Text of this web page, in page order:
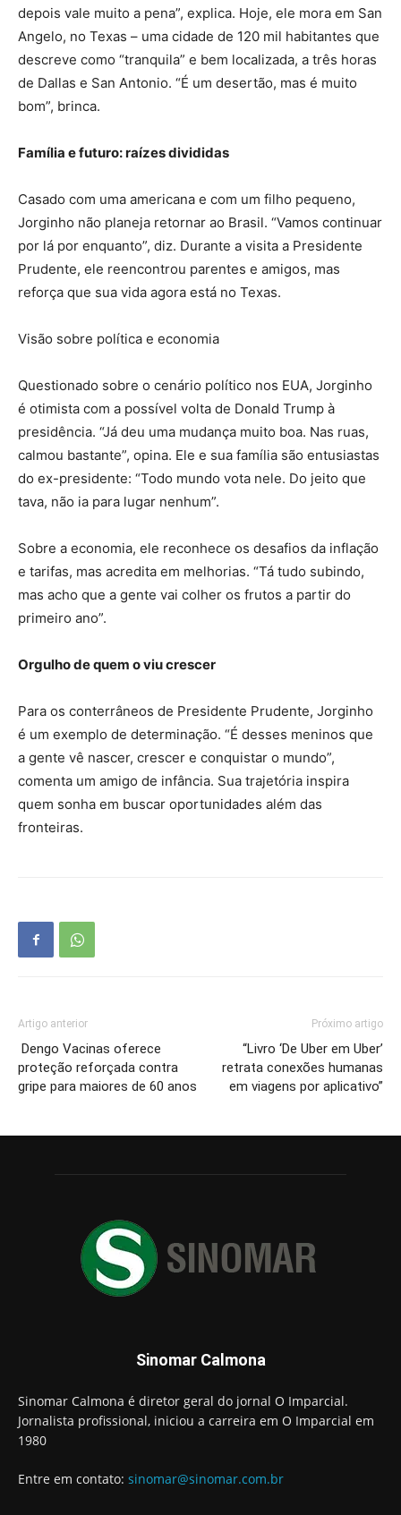
depois vale muito a pena”, explica. Hoje, ele mora em San
Angelo, no Texas – uma cidade de 120 mil habitantes que
descreve como “tranquila” e bem localizada, a três horas
de Dallas e San Antonio. “É um desertão, mas é muito
bom”, brinca.
Família e futuro: raízes divididas
Casado com uma americana e com um filho pequeno,
Jorginho não planeja retornar ao Brasil. “Vamos continuar
por lá por enquanto”, diz. Durante a visita a Presidente
Prudente, ele reencontrou parentes e amigos, mas
reforça que sua vida agora está no Texas.
Visão sobre política e economia
Questionado sobre o cenário político nos EUA, Jorginho
é otimista com a possível volta de Donald Trump à
presidência. “Já deu uma mudança muito boa. Nas ruas,
calmou bastante”, opina. Ele e sua família são entusiastas
do ex-presidente: “Todo mundo vota nele. Do jeito que
tava, não ia para lugar nenhum”.
Sobre a economia, ele reconhece os desafios da inflação
e tarifas, mas acredita em melhorias. “Tá tudo subindo,
mas acho que a gente vai colher os frutos a partir do
primeiro ano”.
Orgulho de quem o viu crescer
Para os conterrâneos de Presidente Prudente, Jorginho
é um exemplo de determinação. “É desses meninos que
a gente vê nascer, crescer e conquistar o mundo”,
comenta um amigo de infância. Sua trajetória inspira
quem sonha em buscar oportunidades além das
fronteiras.
Artigo anterior
Dengo Vacinas oferece
proteção reforçada contra
gripe para maiores de 60 anos
Próximo artigo
“Livro ‘De Uber em Uber’
retrata conexões humanas
em viagens por aplicativo”
Sinomar Calmona
Sinomar Calmona é diretor geral do jornal O Imparcial.
Jornalista profissional, iniciou a carreira em O Imparcial em
1980
Entre em contato: sinomar@sinomar.com.br